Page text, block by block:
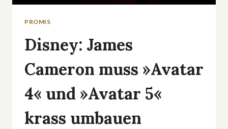
PROMIS
Disney: James
Cameron muss »Avatar
4« und »Avatar 5«
krass umbauen